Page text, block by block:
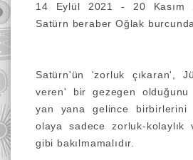
14 Eylül 2021 - 20 Kasım
Satürn beraber Oğlak burcunda
Satürn'ün 'zorluk çıkaran',
veren' bir gezegen
yan yana gelince birbirlerini
olaya sadece zorluk-kolaylık
gibi bakılmamalıdır.